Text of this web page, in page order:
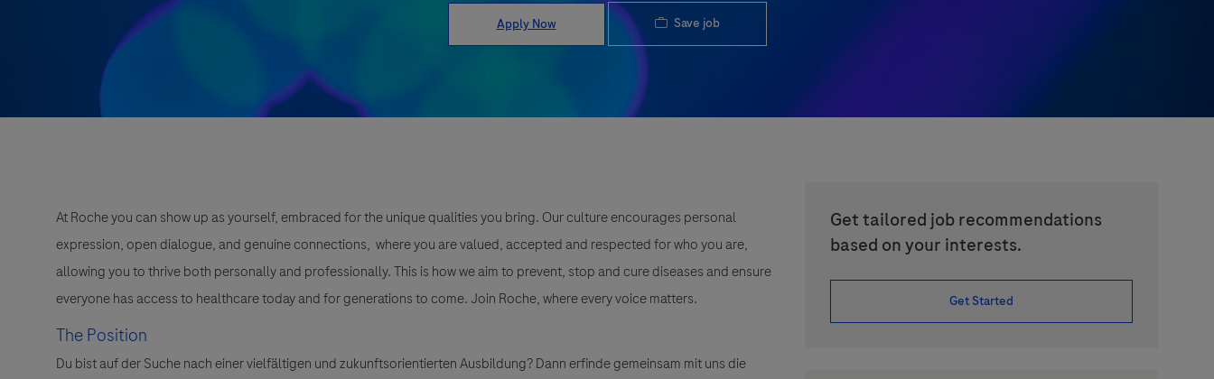
Apply Now Save job
At Roche you can show up as yourself, embraced for the unique qualities you bring. Our culture encourages personal
expression, open dialogue, and genuine connections, where you are valued, accepted and respected for who you are,
allowing you to thrive both personally and professionally. This is how we aim to prevent, stop and cure diseases and ensure
everyone has access to healthcare today and for generations to come. Join Roche, where every voice matters.
The Position
Du bist auf der Suche nach einer vielfältigen und zukunftsorientierten Ausbildung?Dann erfinde gemeinsam mit uns die
Get tailored job recommendations
based on your interests.
Get Started